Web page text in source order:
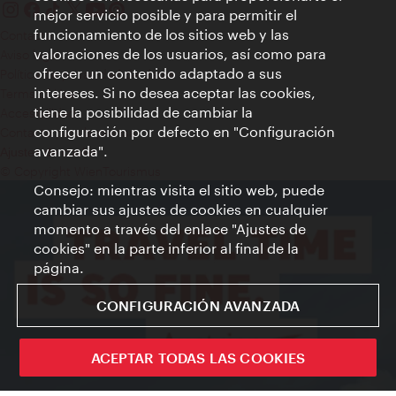
Contacto
Aviso legal
Política de privacidad de datos
Terms of Use
Accesibilidad
Contacto para la prensa
Ajustes de cookie
mejor servicio posible y para permitir el
funcionamiento de los sitios web y las
valoraciones de los usuarios, así como para
ofrecer un contenido adaptado a sus
intereses. Si no desea aceptar las cookies,
tiene la posibilidad de cambiar la
configuración por defecto en "Configuración
avanzada".
Consejo: mientras visita el sitio web, puede
cambiar sus ajustes de cookies en cualquier
momento a través del enlace "Ajustes de
cookies" en la parte inferior al final de la
página.
CONFIGURACIÓN AVANZADA
ACEPTAR TODAS LAS COOKIES